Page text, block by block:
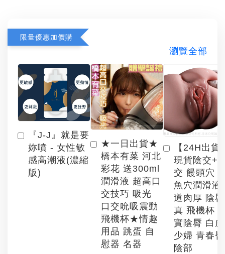
限量優惠加價購
瀏覽全部
『J-J』就是要
妳噴 - 女性敏
感高潮液(濃縮
版)
★一日出貨★
橋本有菜 河北
彩花 送300ml
潤滑液 超高口
交技巧 吸光
口交吮吸震動
飛機杯★情趣
用品 跳蛋 自
慰器 名器
【24H出貨
現貨陰交+
交 饅頭穴
魚穴潤滑液
道肉厚 陰
真 飛機杯
實陰脣 白
少婦 青春臀
陰部